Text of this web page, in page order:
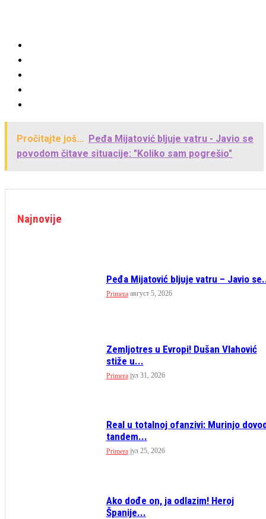
Pročitajte još... Peđa Mijatović bljuje vatru - Javio se
povodom čitave situacije: "Koliko sam pogrešio"
Najnovije
Peđa Mijatović bljuje vatru – Javio
Primera август 5, 2026
Zemljotres u Evropi! Dušan Vlahović
stiže u...
Primera јул 31, 2026
Real u totalnoj ofanzivi: Murinjo
tandem...
Primera јул 25, 2026
Ako dođe on, ja odlazim! Heroj
Španije...